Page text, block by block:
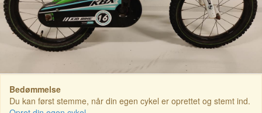
Bedømmelse
Du kan først stemme, når din egen cykel er oprettet og stemt ind.